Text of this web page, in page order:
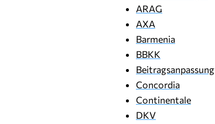
ARAG
AXA
Barmenia
BBKK
Beitragsanpassung
Concordia
Continentale
DKV